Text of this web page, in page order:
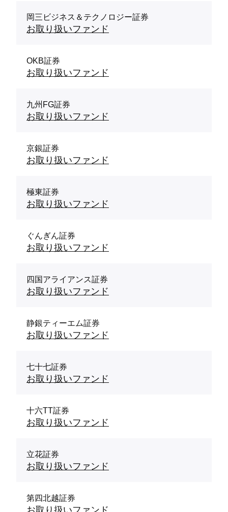
岡三ビジネス＆テクノロジー証券
お取り扱いファンド
OKB証券
お取り扱いファンド
九州FG証券
お取り扱いファンド
京銀証券
お取り扱いファンド
極東証券
お取り扱いファンド
ぐんぎん証券
お取り扱いファンド
四国アライアンス証券
お取り扱いファンド
静銀ティーエム証券
お取り扱いファンド
七十七証券
お取り扱いファンド
十六TT証券
お取り扱いファンド
立花証券
お取り扱いファンド
第四北越証券
お取り扱いファンド